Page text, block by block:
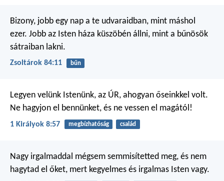
Bizony, jobb egy nap a te udvaraidban, mint máshol
ezer. Jobb az Isten háza küszöbén állni, mint a bűnösök
sátraiban lakni.
Zsoltárok 84:11 bűn
Legyen velünk Istenünk, az ÚR, ahogyan őseinkkel volt.
Ne hagyjon el bennünket, és ne vessen el magától!
1 Királyok 8:57 megbízhatóság család
Nagy irgalmaddal mégsem semmisítetted meg, és nem
hagytad el őket, mert kegyelmes és irgalmas Isten vagy.